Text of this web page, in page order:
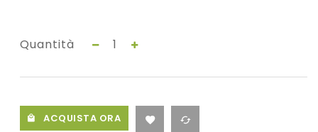
Quantità
ACQUISTA ORA